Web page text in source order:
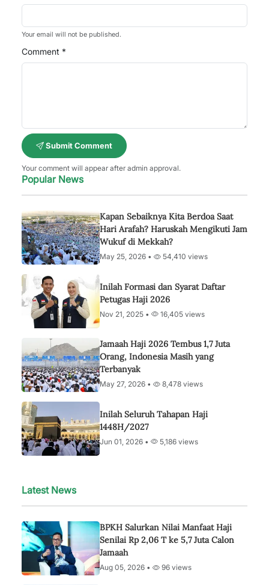
Your email will not be published.
Comment *
Submit Comment
Your comment will appear after admin approval.
Popular News
Kapan Sebaiknya Kita Berdoa Saat
Hari Arafah? Haruskah Mengikuti Jam
Wukuf di Mekkah?
May 25, 2026 • 54,410 views
Inilah Formasi dan Syarat Daftar
Petugas Haji 2026
Nov 21, 2025 • 16,405 views
Jamaah Haji 2026 Tembus 1,7 Juta
Orang, Indonesia Masih yang
Terbanyak
May 27, 2026 • 8,478 views
Inilah Seluruh Tahapan Haji
1448H/2027
Jun 01, 2026 • 5,186 views
Latest News
BPKH Salurkan Nilai Manfaat Haji
Senilai Rp 2,06 T ke 5,7 Juta Calon
Jamaah
Aug 05, 2026 • 96 views